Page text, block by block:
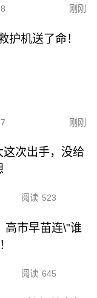
刚刚
护机送了命！
刚刚
次出手，没给
阅读 523
高市早苗连\"谁
阅读 645